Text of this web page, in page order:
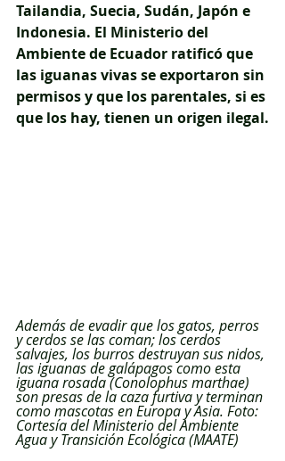
Tailandia, Suecia, Sudán, Japón e
Indonesia. El Ministerio del
Ambiente de Ecuador ratificó que
las iguanas vivas se exportaron sin
permisos y que los parentales, si es
que los hay, tienen un origen ilegal.
Además de evadir que los gatos, perros
y cerdos se las coman; los cerdos
salvajes, los burros destruyan sus nidos,
las iguanas de galápagos como esta
iguana rosada (Conolophus marthae)
son presas de la caza furtiva y terminan
como mascotas en Europa y Asia. Foto:
Cortesía del Ministerio del Ambiente
Agua y Transición Ecológica (MAATE)